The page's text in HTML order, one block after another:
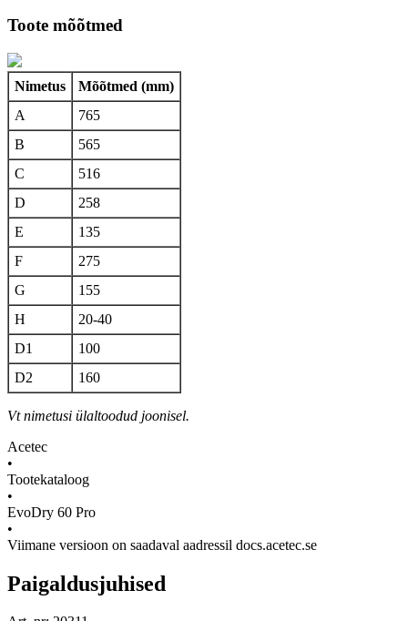
Toote mõõtmed
Nimetus
Mõõtmed (mm)
A
765
B
565
C
516
D
258
E
135
F
275
G
155
H
20-40
D1
100
D2
160
Vt nimetusi ülaltoodud joonisel.
Acetec
•
Tootekataloog
•
EvoDry 60 Pro
•
Viimane versioon on saadaval aadressil docs.acetec.se
Paigaldusjuhised